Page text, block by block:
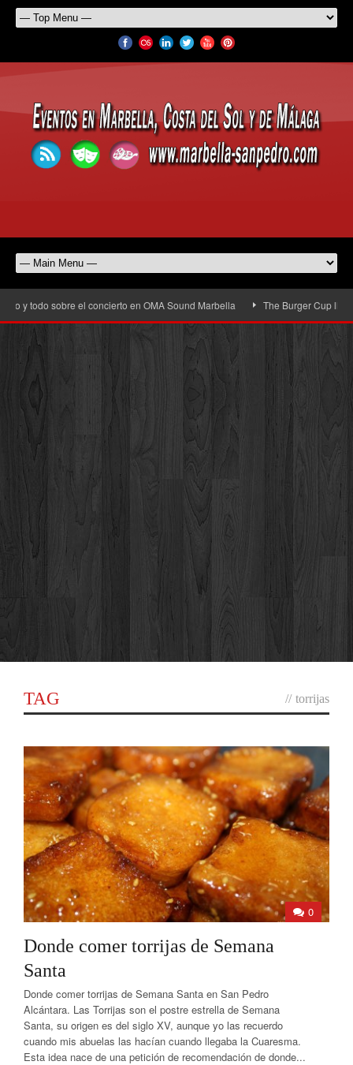
todo sobre el concierto en OMA Sound Marbella The Burger Cup llega a
TAG // torrijas
0
Donde comer torrijas de Semana
Santa
Donde comer torrijas de Semana Santa en San Pedro
Alcántara. Las Torrijas son el postre estrella de Semana
Santa, su origen es del siglo XV, aunque yo las recuerdo
cuando mis abuelas las hacían cuando llegaba la Cuaresma.
Esta idea nace de una petición de recomendación de donde...